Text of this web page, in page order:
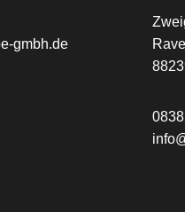
gmbh.de